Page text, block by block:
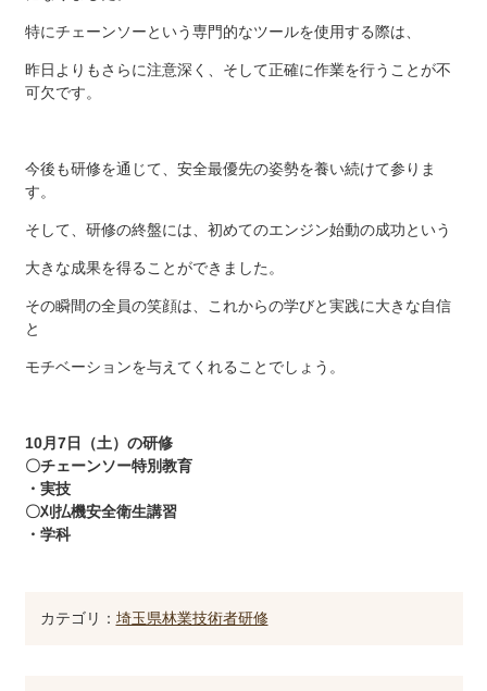
特にチェーンソーという専門的なツールを使用する際は、
昨日よりもさらに注意深く、そして正確に作業を行うことが不
可欠です。
今後も研修を通じて、安全最優先の姿勢を養い続けて参りま
す。
そして、研修の終盤には、初めてのエンジン始動の成功という
大きな成果を得ることができました。
その瞬間の全員の笑顔は、これからの学びと実践に大きな自信
と
モチベーションを与えてくれることでしょう。
10月7日（土）の研修
〇チェーンソー特別教育
・実技
〇刈払機安全衛生講習
・学科
カテゴリ： 埼玉県林業技術者研修